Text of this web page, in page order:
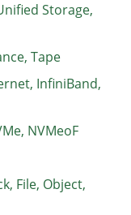
Storage,
Tape
InfiniBand,
NVMeoF
File, Object,